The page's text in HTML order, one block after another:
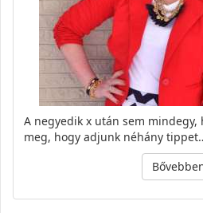
A negyedik x után sem mindegy,
meg, hogy adjunk néhány